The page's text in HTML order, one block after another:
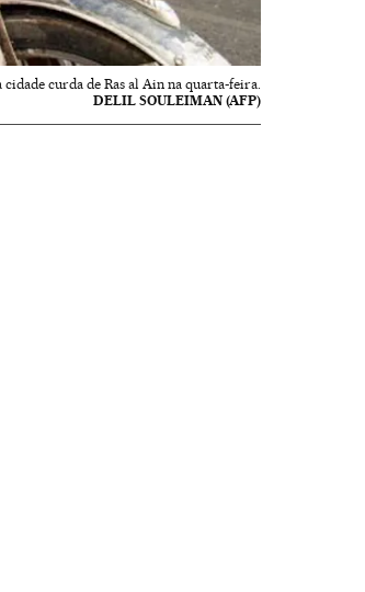
curda de Ras al Ain na quarta-feira.
DELIL SOULEIMAN (AFP)